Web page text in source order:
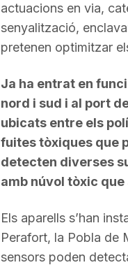
actuacions en via,
senyalització,
pretenen optimitzar
Ja ha entrat en
nord i sud i al port
ubicats entre els
fuites tòxiques que
detecten diverses
amb núvol tòxic
Els aparells s’han
Perafort, la Pobla de
sensors poden